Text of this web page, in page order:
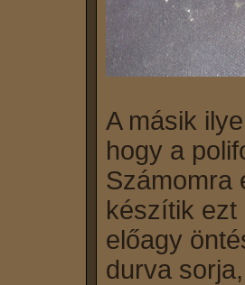
A másik
hogy a
Számomra
készítik ezt
előagy
durva